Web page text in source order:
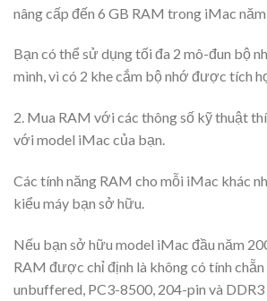
nâng cấp đến 6 GB RAM trong iMac năm
Bạn có thể sử dụng tối đa 2 mô-đun bộ
mình, vì có 2 khe cắm bộ nhớ được tích
2. Mua RAM với các thông số kỹ thuật
với model iMac của bạn.
Các tính năng RAM cho mỗi iMac khác
kiểu máy bạn sở hữu.
Nếu bạn sở hữu model iMac đầu năm
RAM được chỉ định là không có tính chẵn
unbuffered, PC3-8500, 204-pin và